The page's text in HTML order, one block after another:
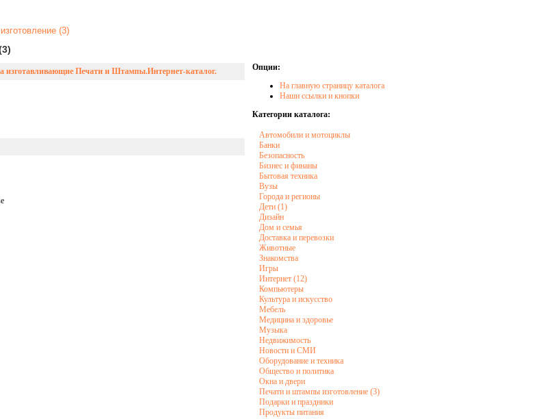
(3)
изготавливающие Печати и Штампы.Интернет-каталог.
Опции:
На главную страницу каталога
Наши ссылки и кнопки
Категории каталога:
Автомобили и мотоциклы
Банки
Безопасность
Бизнес и финаны
Бытовая техника
Вузы
Города и регионы
Дети (1)
Дизайн
Дом и семья
Доставка и перевозки
Животные
Знакомства
Игры
Интернет (12)
Компьютеры
Культура и искусство
Мебель
Медицина и здоровье
Музыка
Недвижимость
Новости и СМИ
Оборудование и техника
Общество и политика
Окна и двери
Печати и штампы изготовление (3)
Подарки и праздники
Продукты питания